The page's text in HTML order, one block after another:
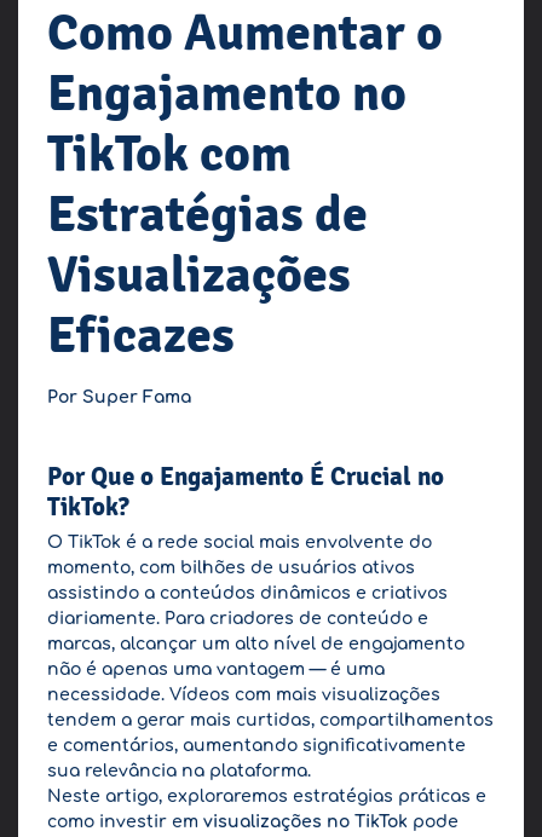
Como Aumentar o
Engajamento no
TikTok com
Estratégias de
Visualizações
Eficazes
Por Super Fama
Por Que o Engajamento É Crucial no
TikTok?
O TikTok é a rede social mais envolvente do
momento, com bilhões de usuários ativos
assistindo a conteúdos dinâmicos e criativos
diariamente. Para criadores de conteúdo e
marcas, alcançar um alto nível de engajamento
não é apenas uma vantagem — é uma
necessidade. Vídeos com mais visualizações
tendem a gerar mais curtidas, compartilhamentos
e comentários, aumentando significativamente
sua relevância na plataforma.
Neste artigo, exploraremos estratégias práticas e
como investir em visualizações no TikTok pode